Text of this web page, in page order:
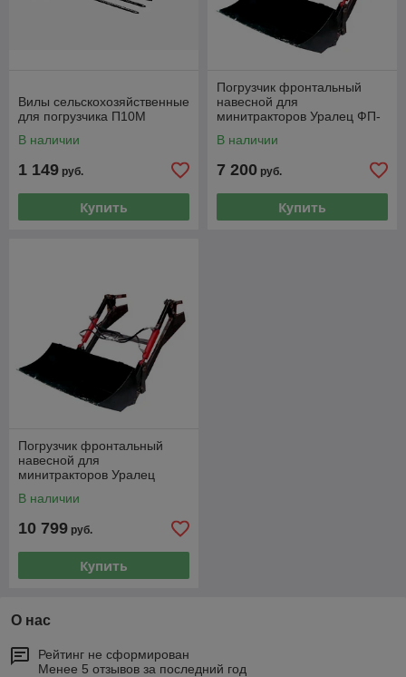
Вилы сельскохозяйственные
для погрузчика П10М
В наличии
1 149 руб.
Купить
Погрузчик фронтальный
навесной для
минитракторов Уралец ФП-
В наличии
7 200 руб.
Купить
Погрузчик фронтальный
навесной для
минитракторов Уралец
В наличии
10 799 руб.
Купить
О нас
Рейтинг не сформирован
Менее 5 отзывов за последний год